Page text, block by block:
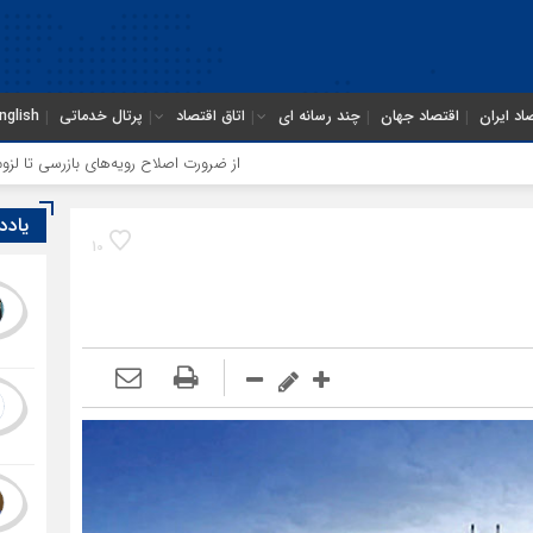
ایران اقتصاد جهان چند رسانه ای اتاق اقتصاد پرتال خدماتی
از ضرورت اصلاح رویه‌های بازرسی تا لزوم اصلاح
10